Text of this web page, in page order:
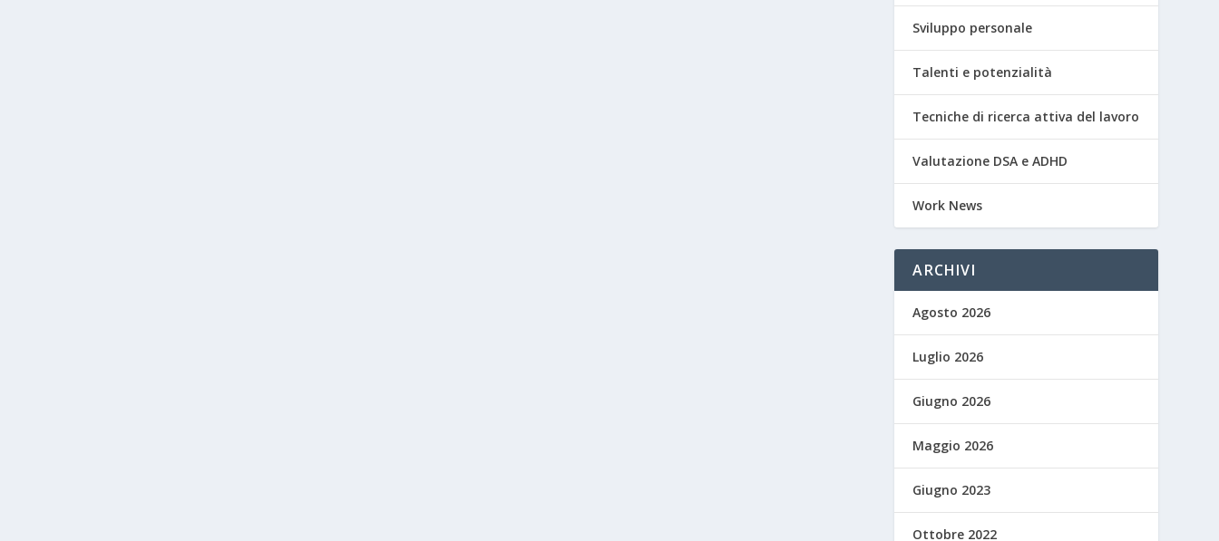
Sviluppo personale
Talenti e potenzialità
Tecniche di ricerca attiva del lavoro
Valutazione DSA e ADHD
Work News
ARCHIVI
Agosto 2026
Luglio 2026
Giugno 2026
Maggio 2026
Giugno 2023
Ottobre 2022